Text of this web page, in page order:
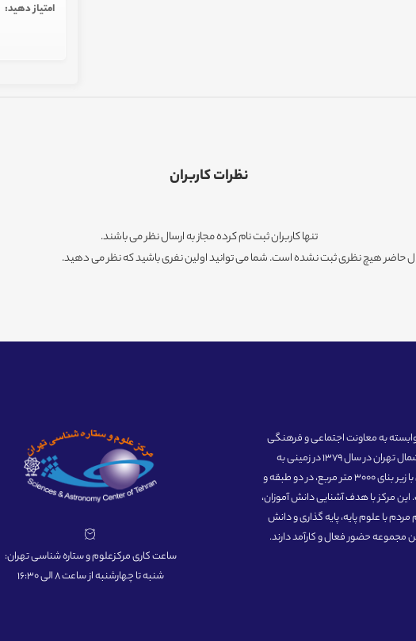
امتیاز دهید:
نظرات کاربران
تنها کاربران ثبت نام کرده مجاز به ارسال نظر می باشند.
حاضر هیچ نظری ثبت نشده است. شما می توانید اولین نفری باشید که نظر می دهید.
به معاونت اجتماعی و فرهنگی
شهرداری منطقه یک تهران، در شمال تهران در سال 1379 در زمینی به
مساحت 6000 متر مربع و ساختمانی با زیر بنای 3000 متر مربع، در دو طبقه و
این مرکز با هدف آشنایی دانش آموزان،
با علوم پایه، پایه گذاری و دانش
مجموعه حضور فعال و کارآمد دارند.
ساعت کاری مرکزعلوم و ستاره شناسی تهران:
شنبه تا چهارشنبه از ساعت 8 الی 16:30